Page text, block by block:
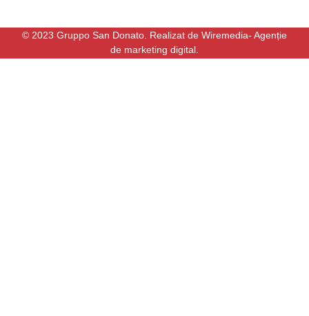
© 2023 Gruppo San Donato. Realizat de Wiremedia- Agenție
de marketing digital.